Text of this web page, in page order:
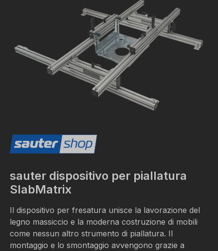
sauter dispositivo per piallatura
SlabMatrix
Il dispositivo per fresatura unisce la lavorazione del
legno massiccio e la moderna costruzione di mobili
come nessun altro strumento di piallatura. Il
montaggio e lo smontaggio avvengono grazie a